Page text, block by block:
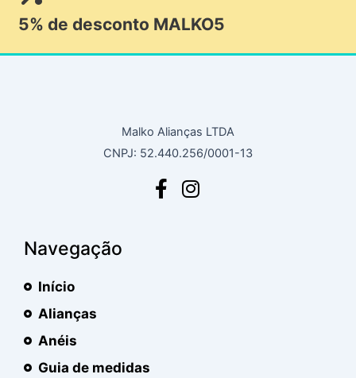
5% de desconto MALKO5
Malko Alianças LTDA
CNPJ: 52.440.256/0001-13
Navegação
Início
Alianças
Anéis
Guia de medidas